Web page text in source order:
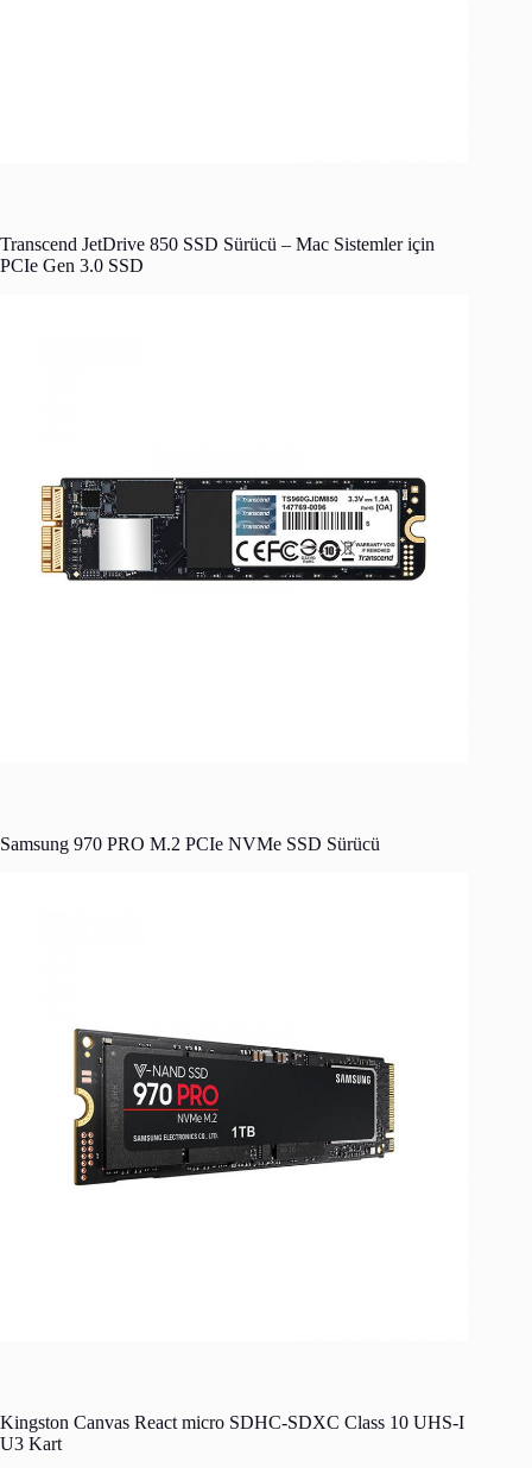
Transcend JetDrive 850 SSD Sürücü – Mac Sistemler için
PCIe Gen 3.0 SSD
Samsung 970 PRO M.2 PCIe NVMe SSD Sürücü
Kingston Canvas React micro SDHC-SDXC Class 10 UHS-I
U3 Kart